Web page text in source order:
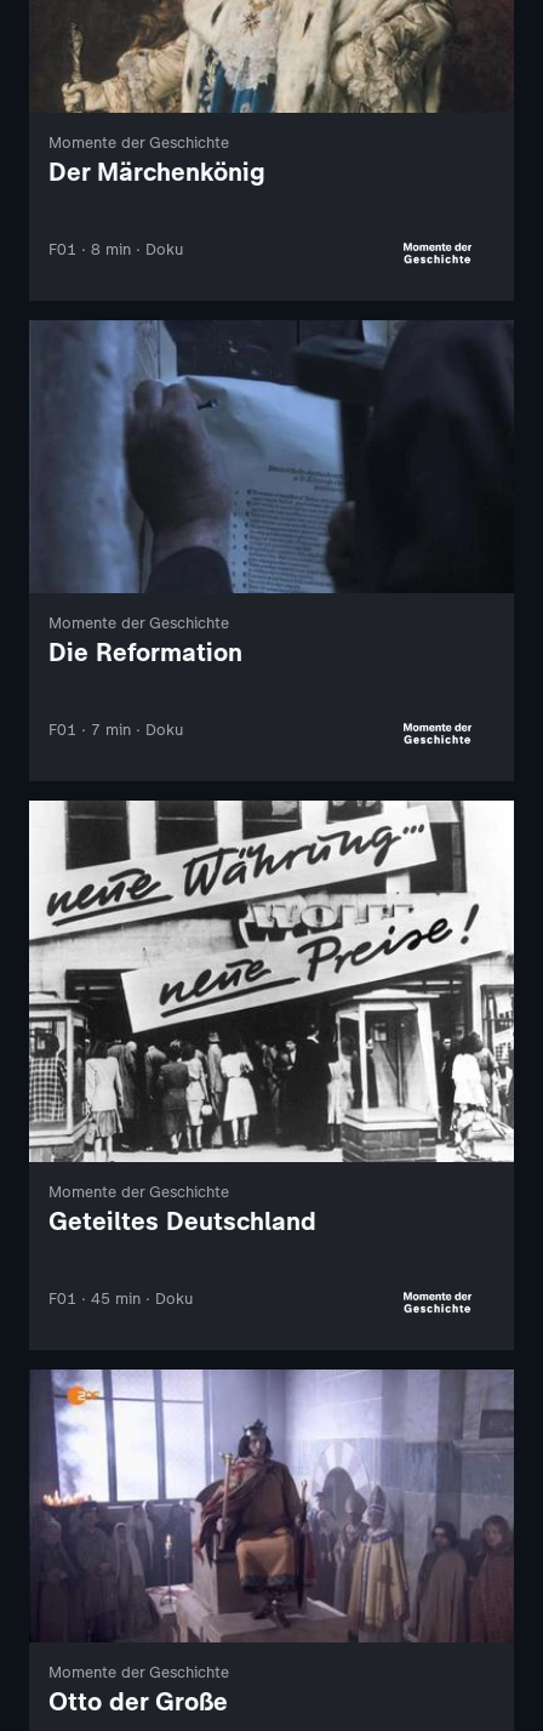
Momente der Geschichte
Der Märchenkönig
F01 · 8 min · Doku
Momente der Geschichte
Die Reformation
F01 · 7 min · Doku
Momente der Geschichte
Geteiltes Deutschland
F01 · 45 min · Doku
Momente der Geschichte
Otto der Große